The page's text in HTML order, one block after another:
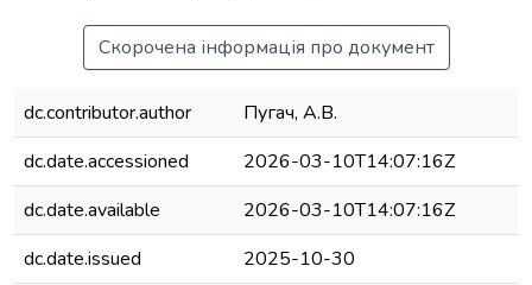
Скорочена інформація про документ
dc.contributor.author
Пугач, А.В.
dc.date.accessioned
2026-03-10T14:07:16Z
dc.date.available
2026-03-10T14:07:16Z
dc.date.issued
2025-10-30